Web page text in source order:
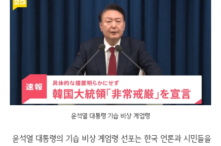
윤석열 대통령 기습 비상 계엄령
윤석열 대통령의 기습 비상 계엄령 선포는 한국 언론과 시민들을